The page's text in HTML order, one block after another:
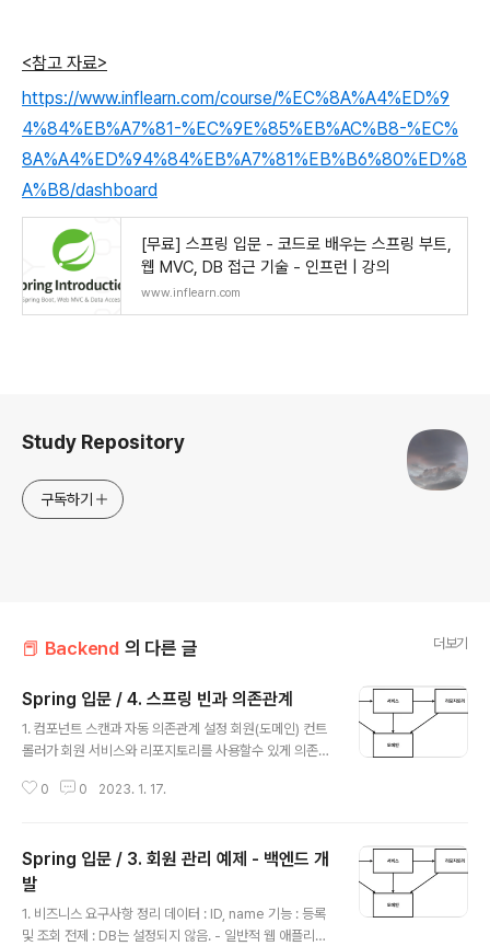
<참고 자료>
https://www.inflearn.com/course/%EC%8A%A4%ED%9
4%84%EB%A7%81-%EC%9E%85%EB%AC%B8-%EC%
8A%A4%ED%94%84%EB%A7%81%EB%B6%80%ED%8
A%B8/dashboard
[무료] 스프링 입문 - 코드로 배우는 스프링 부트,
웹 MVC, DB 접근 기술 - 인프런 | 강의
www.inflearn.com
Study Repository
구독하기
📕 Backend 의 다른 글 더보기
Spring 입문 / 4. 스프링 빈과 의존관계
1. 컴포넌트 스캔과 자동 의존관계 설정 회원(도메인) 컨트
롤러가 회원 서비스와 리포지토리를 사용할수 있게 의존관
er; import kdo6301.spring0.service.MemberSe
work.stereotype.Controller; @Controller public
class MemberController { private final Member
Service memberService; @Autowired public M
emberController(MemberSer..
0 0 2023. 1. 17.
Spring 입문 / 3. 회원 관리 예제 - 백엔드 개
발
1. 비즈니스 요구사항 정리 데이터 : ID, name 기능 : 등록
및 조회 전제 : DB는 설정되지 않음. - 일반적 웹 애플리케